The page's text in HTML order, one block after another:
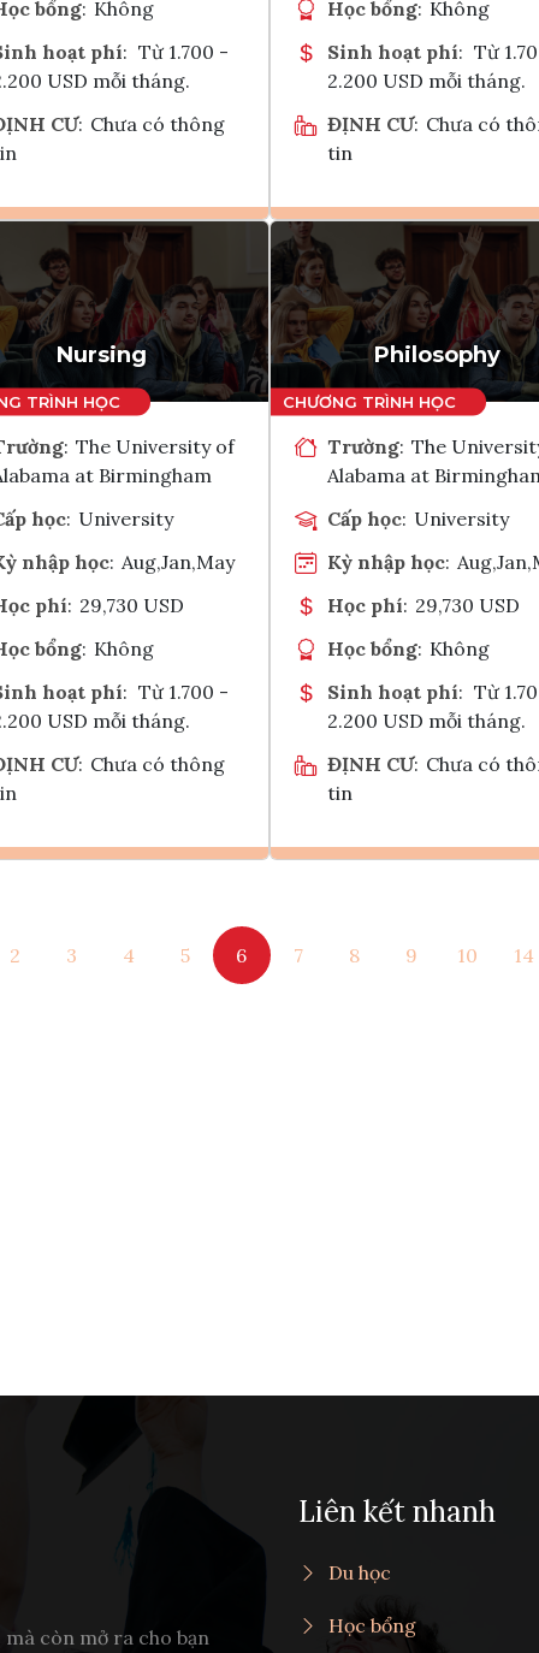
bổng: Không
hoạt phí: Từ 1.700 -
USD mỗi tháng.
CƯ: Chưa có thông
Ghi danh
Tham vấn Interlink
Học bổng: Không
Sinh hoạt phí: Từ
2.200 USD mỗi tháng.
ĐỊNH CƯ: Chưa có
tin
Ghi danh
Tham vấn
Nursing
: The University of
at Birmingham
học: University
nhập học: Aug,Jan,May
phí: 29,730 USD
bổng: Không
hoạt phí: Từ 1.700 -
USD mỗi tháng.
CƯ: Chưa có thông
Tham vấn Interlink
Philosophy
Trường: The
Alabama at
Cấp học: University
Kỳ nhập học:
Học phí: 29,730 USD
Học bổng: Không
Sinh hoạt phí: Từ
2.200 USD mỗi tháng.
ĐỊNH CƯ: Chưa có
tin
Tham vấn
2 3 4 5 6 7 8 9 10 14
còn mở ra cho bạn
Liên kết nhanh
Du học
Học bổng